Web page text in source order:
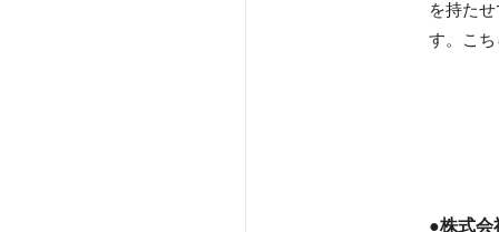
を持た
す。こ
●株式会